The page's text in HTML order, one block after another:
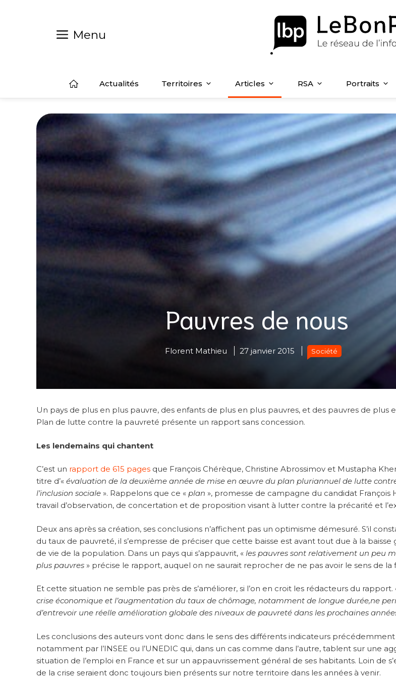
Menu
Actualités Territoires Articles RSA Portraits
Pauvres de nous
Florent Mathieu 27 janvier 2015 Société
Un pays de plus en plus pauvre, des enfants de plus en plus pauvres, et des pauvres de plus
Plan de lutte contre la pauvreté présente un rapport sans concession.
Les lendemains qui chantent
C’est un rapport de 615 pages que François Chérèque, Christine Abrossimov et Mustapha
titre d’« évaluation de la deuxième année de mise en œuvre du plan pluriannuel de lutte
l’inclusion sociale ». Rappelons que ce « plan », promesse de campagne du candidat François
travail d’observation, de concertation et de proposition visant à lutter contre la précarité et
Deux ans après sa création, ses conclusions n’affichent pas un optimisme démesuré. S’il
du taux de pauvreté, il s’empresse de préciser que cette baisse est avant tout due à la baisse
de vie de la population. Dans un pays qui s’appauvrit, « les pauvres sont relativement un peu
plus pauvres » précise le rapport, auquel on ne saurait reprocher de ne pas avoir le sens de la
Et cette situation ne semble pas près de s’améliorer, si l’on en croit les rédacteurs du rapport.
crise économique et l’augmentation du taux de chômage, notamment de longue durée,ne
d’entrevoir une réelle amélioration globale des niveaux de pauvreté dans les prochaines
Les conclusions des auteurs vont donc dans le sens des différents indicateurs
notamment par l’INSEE ou l’UNEDIC qui, dans un cas comme dans l’autre, tablent sur une
situation de l’emploi en France et sur un appauvrissement général de ses habitants. Loin de
de la crise seraient donc toujours bien présents sur notre territoire dans les années à venir.